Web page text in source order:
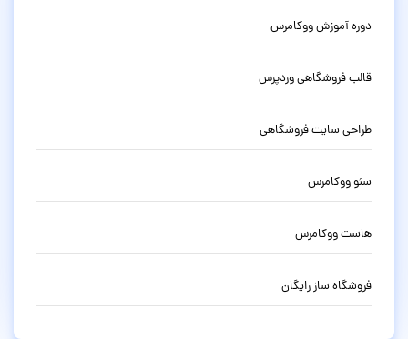
دوره آموزش ووکامرس
قالب فروشگاهی وردپرس
طراحی سایت فروشگاهی
سئو ووکامرس
هاست ووکامرس
فروشگاه ساز رایگان